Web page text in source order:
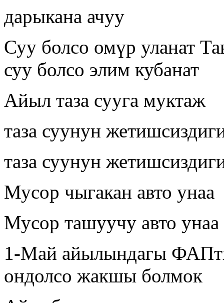
дарыкана ачуу
Суу болсо омүр уланат
суу болсо элим кубанат
Айыл таза сууга муктаж
таза суунун
таза суунун
Мусор чыгакан авто унаа
Мусор ташуучу авто унаа
1-Май айылындагы
ондолсо жакшы болмок